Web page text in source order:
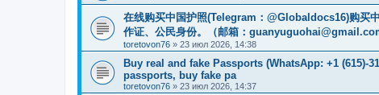
在线购买中国护照(Telegram：@Globaldocs16)购买
作证、公民身份。（邮箱：
toretovon76 » 23 июл 2026, 14:38
Buy real and fake Passports (WhatsApp: +1 (615)-
passports, buy fake pa
toretovon76 » 23 июл 2026, 14:37